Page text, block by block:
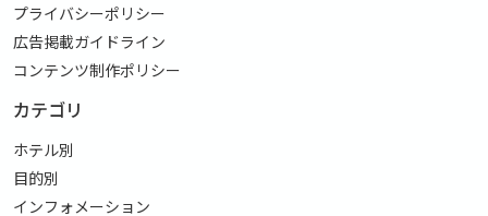
プライバシーポリシー
広告掲載ガイドライン
コンテンツ制作ポリシー
カテゴリ
ホテル別
目的別
インフォメーション